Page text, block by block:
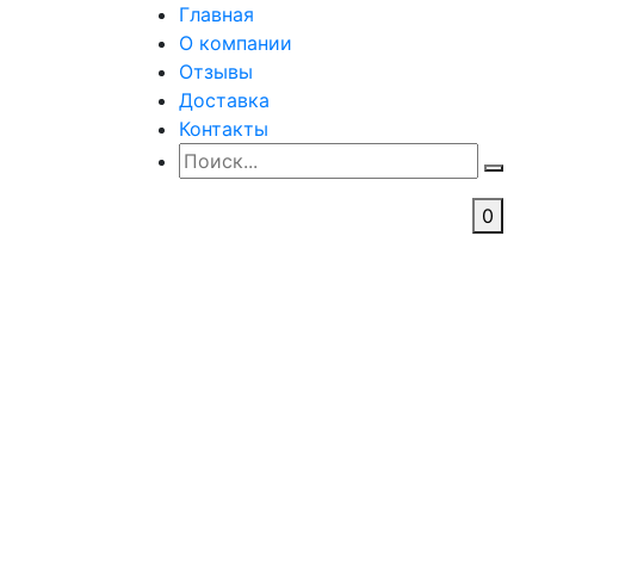
Главная
О компании
Отзывы
Доставка
Контакты
0